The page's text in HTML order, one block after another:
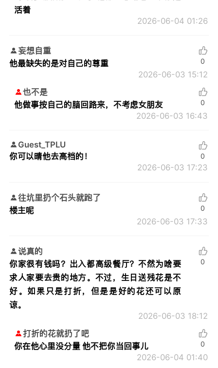
活着
2026-06-04 01:26
妄想自重
他最缺失的是对自己的尊重
2026-06-03 15:12
0
也不是
他做事按自己的脑回路来，不考虑女朋友
2026-06-03 16:43
0
Guest_TPLU
你可以晴他去高档的！
2026-06-03 17:23
0
往坑里扔个石头就跑了
楼主呢
2026-06-03 17:33
0
说真的
你家很有钱吗？出入都高级餐厅？不然为啥要
求人家要去贵的地方。不过，生日送残花是不
好。如果只是打折，但是是好的花还可以原
谅。
2026-06-03 18:12
0
打折的花就扔了吧
你在他心里没分量 他不把你当回事儿
2026-06-04 01:40
0